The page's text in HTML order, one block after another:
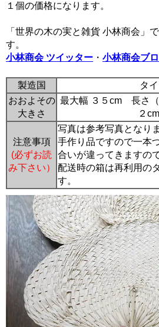
１個の価格になります。
「世界の木の実と雑貨 小林商会」
す。
小林商会 ツイッター ・ 小林商会ブ
製造国
タイ
おおよその
大きさ
最大幅 ３５cm 長さ
２cm
注意事項
(必ずお読
み下さい）
写真は参考写真となりま
手作り品ですので一本
合いが違ってきますの
配送時の箱は再利用の
す。